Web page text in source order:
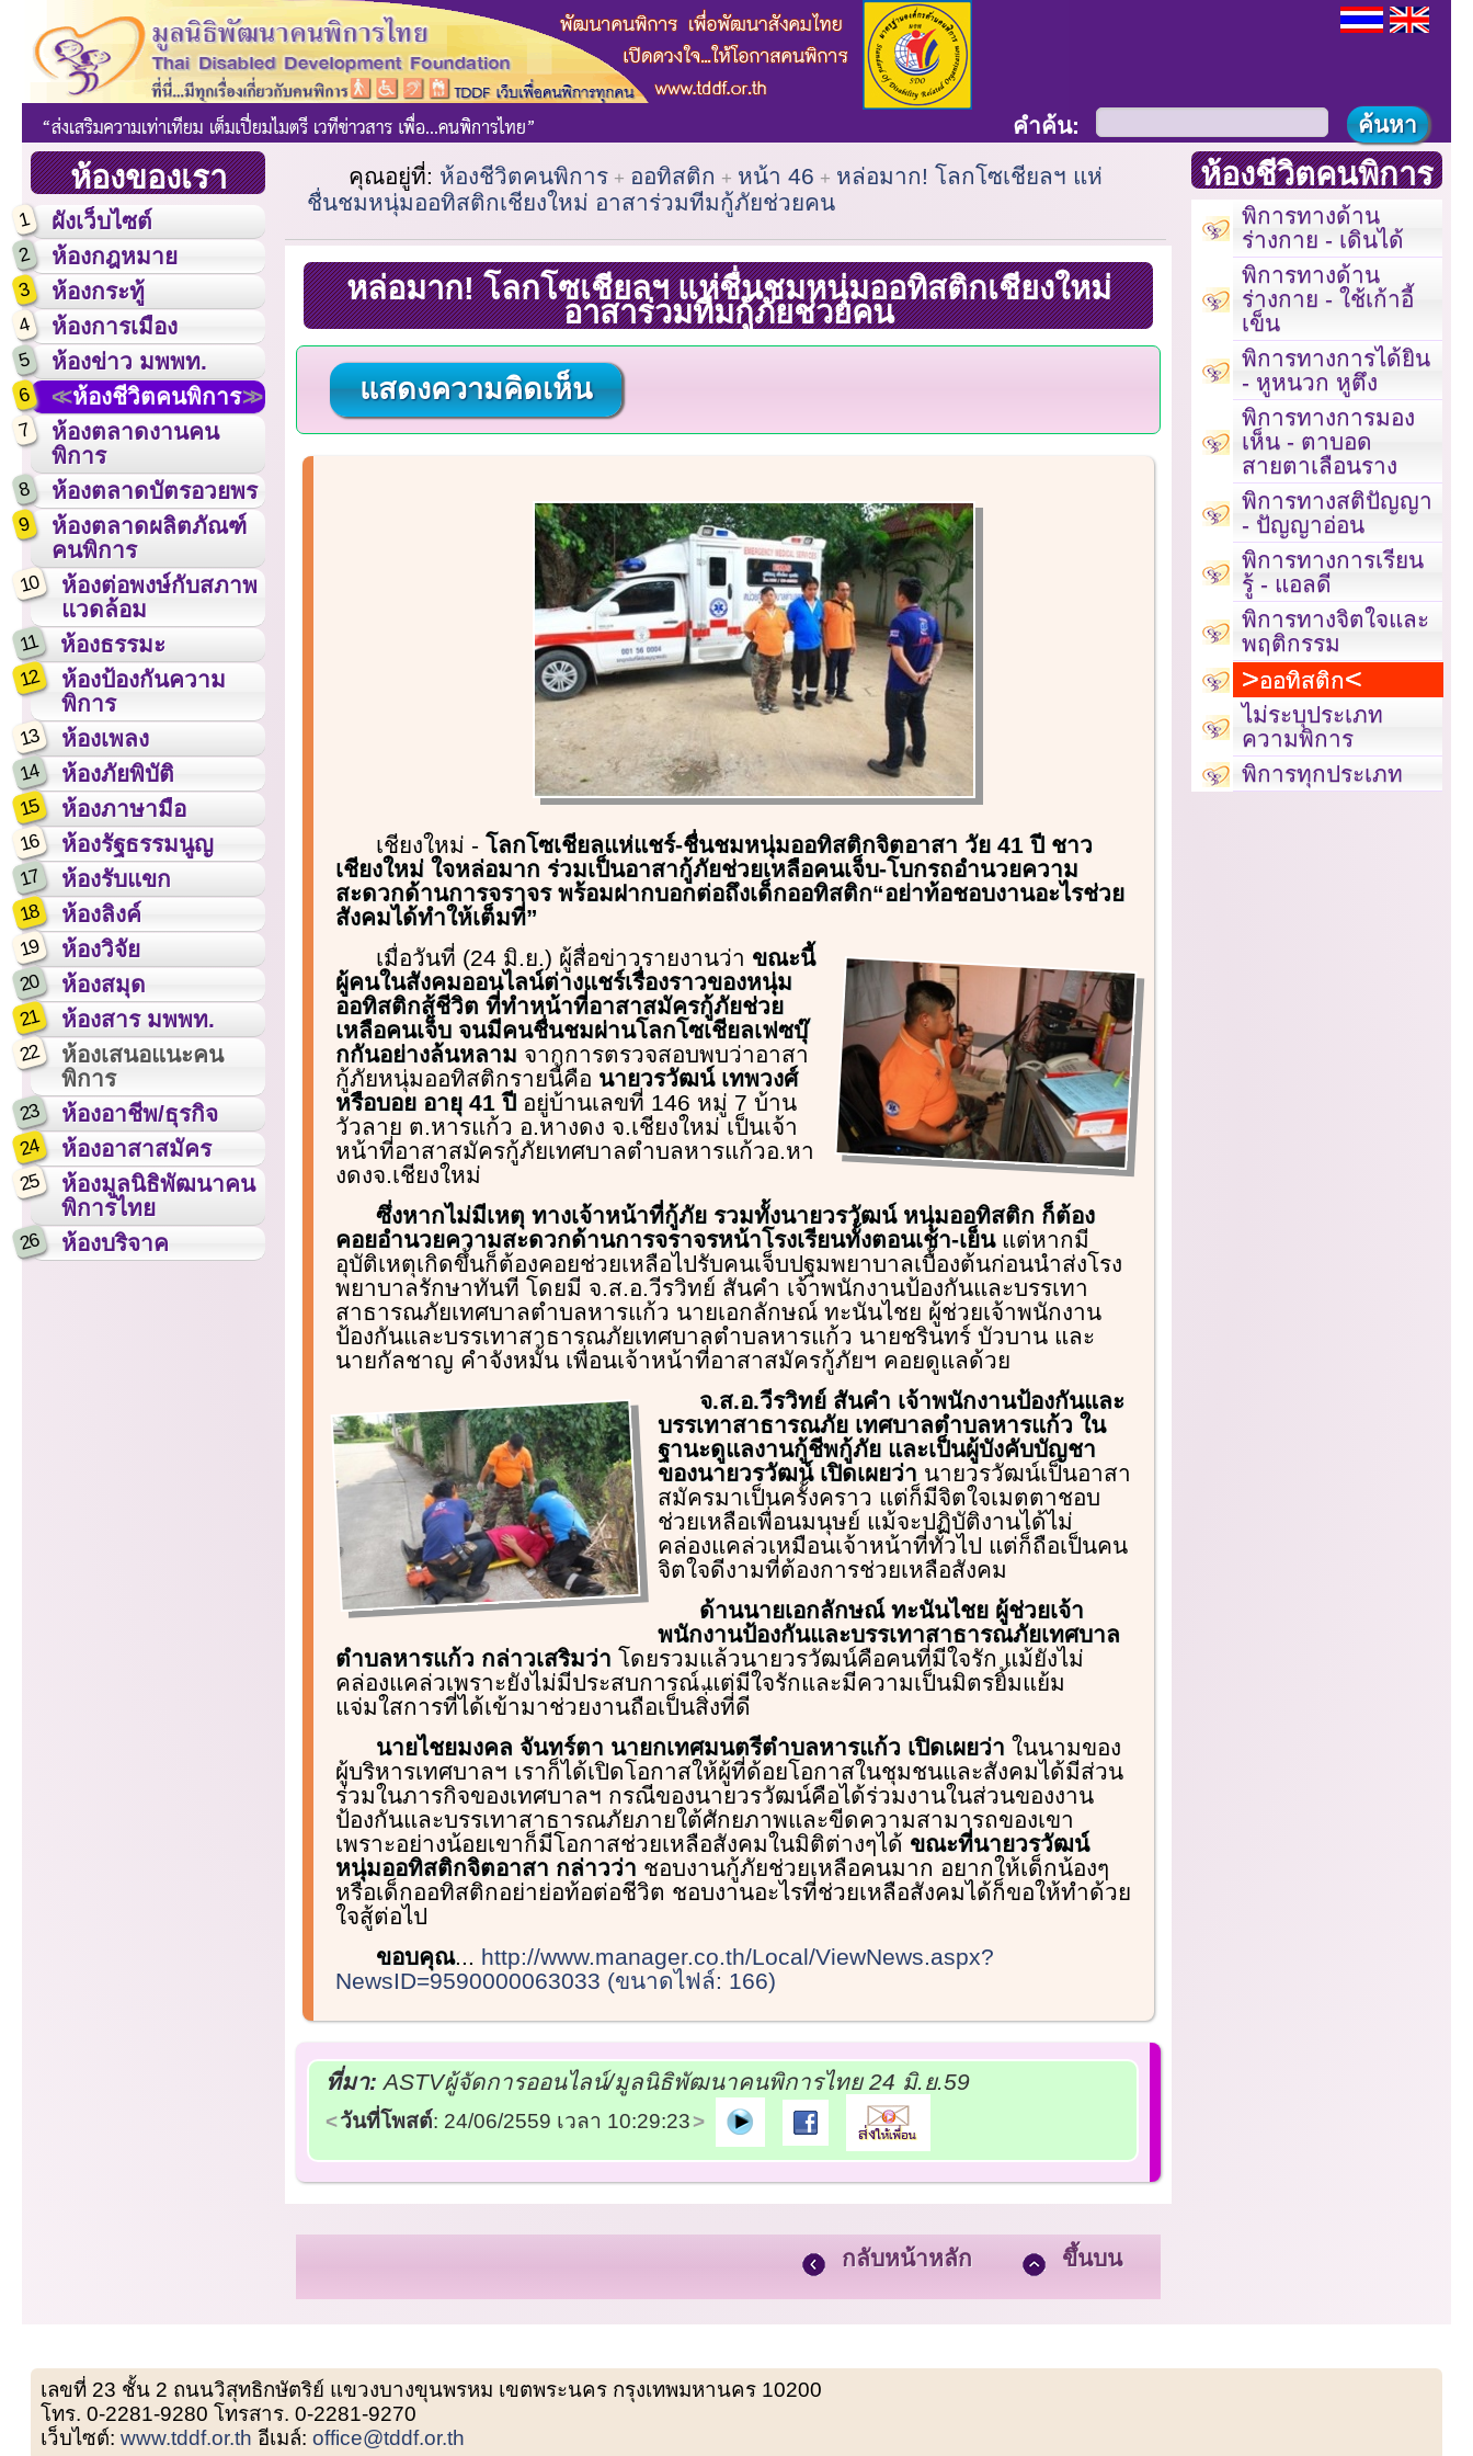
ห้องของเรา
1 ผังเว็บไซต์
2 ห้องกฎหมาย
3 ห้องกระทู้
4 ห้องการเมือง
5 ห้องข่าว มพพท.
6 ห้องชีวิตคนพิการ
7
ห้องตลาดงานคน
พิการ
8 ห้องตลาดบัตรอวยพร
9
ห้องตลาดผลิตภัณฑ์
คนพิการ
10
ห้องต่อพงษ์กับสภาพ
แวดล้อม
11 ห้องธรรมะ
12
ห้องป้องกันความ
พิการ
13 ห้องเพลง
14 ห้องภัยพิบัติ
15 ห้องภาษามือ
16 ห้องรัฐธรรมนูญ
17 ห้องรับแขก
18 ห้องลิงค์
19 ห้องวิจัย
20 ห้องสมุด
21 ห้องสาร มพพท.
22
ห้องเสนอแนะคน
พิการ
23 ห้องอาชีพ/ธุรกิจ
24 ห้องอาสาสมัคร
25
ห้องมูลนิธิพัฒนาคน
พิการไทย
26 ห้องบริจาค
คำค้น:
คุณอยู่ที่: ห้องชีวิตคนพิการ ออทิสติก หน้า 46
หล่อมาก! โลกโซเชียลฯ แห่
ชื่นชมหนุ่มออทิสติกเชียงใหม่ อาสาร่วมทีมกู้ภัยช่วยคน
หล่อมาก! โลกโซเชียลฯ แห่ชื่นชมหนุ่มออทิสติกเชียงใหม่
อาสาร่วมทีมกู้ภัยช่วยคน
แสดงความคิดเห็น
เชียงใหม่ -โลกโซเชียลแห่แชร์-ชื่นชมหนุ่มออทิสติกจิตอาสา วัย 41 ปี ชาว
เชียงใหม่ ใจหล่อมาก ร่วมเป็นอาสากู้ภัยช่วยเหลือคนเจ็บ-โบกรถอำนวยความ
สะดวกด้านการจราจร พร้อมฝากบอกต่อถึงเด็กออทิสติก“อย่าท้อชอบงานอะไรช่วย
สังคมได้ทำให้เต็มที่”
เมื่อวันที่ (24 มิ.ย.) ผู้สื่อข่าวรายงานว่า ขณะนี้
ผู้คนในสังคมออนไลน์ต่างแชร์เรื่องราวของหนุ่ม
ออทิสติกสู้ชีวิต ที่ทำหน้าที่อาสาสมัครกู้ภัยช่วย
เหลือคนเจ็บ จนมีคนชื่นชมผ่านโลกโซเชียลเฟซบุ๊
กกันอย่างล้นหลาม จากการตรวจสอบพบว่าอาสา
กู้ภัยหนุ่มออทิสติกรายนี้คือ นายวรวัฒน์ เทพวงศ์
หรือบอย อายุ 41 ปีอยู่บ้านเลขที่ 146 หมู่ 7 บ้าน
วัวลาย ต.หารแก้ว อ.หางดง จ.เชียงใหม่ เป็นเจ้า
หน้าที่อาสาสมัครกู้ภัยเทศบาลตำบลหารแก้วอ.หา
งดงจ.เชียงใหม่
ซึ่งหากไม่มีเหตุ ทางเจ้าหน้าที่กู้ภัย รวมทั้งนายวรวัฒน์ หนุ่มออทิสติก ก็ต้อง
คอยอำนวยความสะดวกด้านการจราจรหน้าโรงเรียนทั้งตอนเช้า-เย็นแต่หากมี
อุบัติเหตุเกิดขึ้นก็ต้องคอยช่วยเหลือไปรับคนเจ็บปฐมพยาบาลเบื้องต้นก่อนนำส่งโรง
พยาบาลรักษาทันที โดยมี จ.ส.อ.วีรวิทย์ สันคำ เจ้าพนักงานป้องกันและบรรเทา
สาธารณภัยเทศบาลตำบลหารแก้ว นายเอกลักษณ์ ทะนันไชย ผู้ช่วยเจ้าพนักงาน
ป้องกันและบรรเทาสาธารณภัยเทศบาลตำบลหารแก้ว นายชรินทร์ บัวบาน และ
นายกัลชาญ คำจังหมั้น เพื่อนเจ้าหน้าที่อาสาสมัครกู้ภัยฯ คอยดูแลด้วย
จ.ส.อ.วีรวิทย์ สันคำ เจ้าพนักงานป้องกันและ
บรรเทาสาธารณภัย เทศบาลตำบลหารแก้ว ใน
ฐานะดูแลงานกู้ชีพกู้ภัย และเป็นผู้บังคับบัญชา
ของนายวรวัฒน์ เปิดเผยว่า นายวรวัฒน์เป็นอาสา
สมัครมาเป็นครั้งคราว แต่ก็มีจิตใจเมตตาชอบ
ช่วยเหลือเพื่อนมนุษย์ แม้จะปฏิบัติงานได้ไม่
คล่องแคล่วเหมือนเจ้าหน้าที่ทั่วไป แต่ก็ถือเป็นคน
จิตใจดีงามที่ต้องการช่วยเหลือสังคม
ด้านนายเอกลักษณ์ ทะนันไชย ผู้ช่วยเจ้า
พนักงานป้องกันและบรรเทาสาธารณภัยเทศบาล
ตำบลหารแก้ว กล่าวเสริมว่า โดยรวมแล้วนายวรวัฒน์คือคนที่มีใจรัก แม้ยังไม่
คล่องแคล่วเพราะยังไม่มีประสบการณ์ แต่มีใจรักและมีความเป็นมิตรยิ้มแย้ม
แจ่มใสการที่ได้เข้ามาช่วยงานถือเป็นสิ่้งที่ดี
นายไชยมงคล จันทร์ตา นายกเทศมนตรีตำบลหารแก้ว เปิดเผยว่า ในนามของ
ผู้บริหารเทศบาลฯ เราก็ได้เปิดโอกาสให้ผู้ที่ด้อยโอกาสในชุมชนและสังคมได้มีส่วน
ร่วมในภารกิจของเทศบาลฯ กรณีของนายวรวัฒน์คือได้ร่วมงานในส่วนของงาน
ป้องกันและบรรเทาสาธารณภัยภายใต้ศักยภาพและขีดความสามารถของเขา
เพราะอย่างน้อยเขาก็มีโอกาสช่วยเหลือสังคมในมิติต่างๆได้ ขณะที่นายวรวัฒน์
หนุ่มออทิสติกจิตอาสา กล่าวว่า ชอบงานกู้ภัยช่วยเหลือคนมาก อยากให้เด็กน้องๆ
หรือเด็กออทิสติกอย่าย่อท้อต่อชีวิต ชอบงานอะไรที่ช่วยเหลือสังคมได้ก็ขอให้ทำด้วย
ใจสู้ต่อไป
ขอบคุณ... http://www.manager.co.th/Local/ViewNews.aspx?
NewsID=9590000063033 (ขนาดไฟล์: 166)
ที่มา: ASTVผู้จัดการออนไลน์/มูลนิธิพัฒนาคนพิการไทย 24 มิ.ย.59
วันที่โพสต์: 24/06/2559 เวลา 10:29:23
กลับหน้าหลัก ขึ้นบน
ห้องชีวิตคนพิการ
พิการทางด้าน
ร่างกาย - เดินได้
พิการทางด้าน
ร่างกาย - ใช้เก้าอี้
เข็น
พิการทางการได้ยิน
- หูหนวก หูตึง
พิการทางการมอง
เห็น - ตาบอด
สายตาเลือนราง
พิการทางสติปัญญา
- ปัญญาอ่อน
พิการทางการเรียน
รู้ - แอลดี
พิการทางจิตใจและ
พฤติกรรม
ออทิสติก
ไม่ระบุประเภท
ความพิการ
พิการทุกประเภท
เลขที่ 23 ชั้น 2 ถนนวิสุทธิกษัตริย์ แขวงบางขุนพรหม เขตพระนคร กรุงเทพมหานคร 10200
โทร. 0-2281-9280 โทรสาร. 0-2281-9270
เว็บไซต์:www.tddf.or.th อีเมล์:office@tddf.or.th